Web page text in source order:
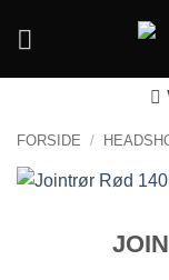
FORSIDE /